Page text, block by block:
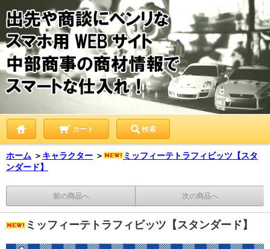
カート 検索
ホーム ＞ キャラクター ＞
ミッフィーテトラフィビッツ【スタ
ンダード】
前の商品へ 次の商品へ
ミッフィーテトラフィビッツ【スタンダード】